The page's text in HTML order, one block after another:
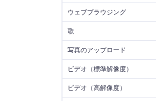
ウェブブラウジング
歌
写真のアップロード
ビデオ（標準解像度）
ビデオ（高解像度）